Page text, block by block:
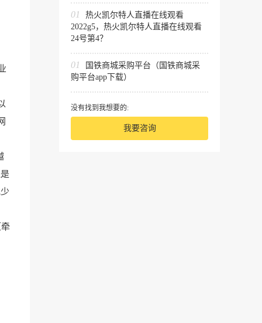
01
热火凯尔特人直播在线观看
2022g5，热火凯尔特人直播在线观看
24号第4？
01
国铁商城采购平台（国铁商城采
购平台app下载）
没有找到我想要的:
我要咨询